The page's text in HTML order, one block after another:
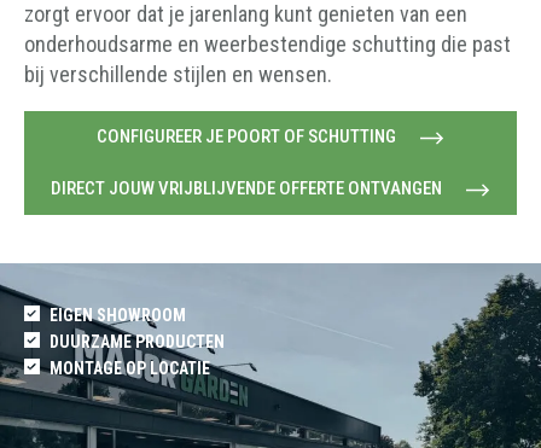
zorgt ervoor dat je jarenlang kunt genieten van een
onderhoudsarme en weerbestendige schutting die past
bij verschillende stijlen en wensen.
CONFIGUREER JE POORT OF SCHUTTING
DIRECT JOUW VRIJBLIJVENDE OFFERTE ONTVANGEN
EIGEN SHOWROOM
DUURZAME PRODUCTEN
MONTAGE OP LOCATIE